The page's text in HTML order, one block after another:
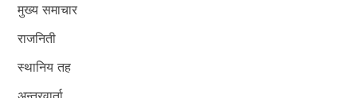
मुख्य समाचार
राजनिती
स्थानिय तह